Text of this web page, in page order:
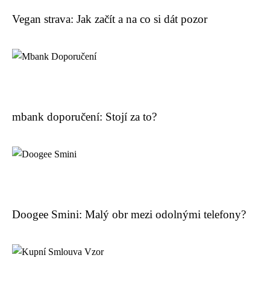
Vegan strava: Jak začít a na co si dát pozor
mbank doporučení: Stojí za to?
Doogee Smini: Malý obr mezi odolnými telefony?